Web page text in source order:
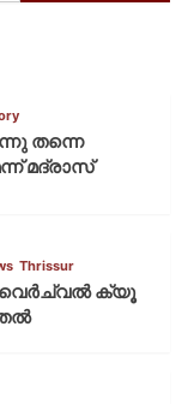
തന്നെ
മദ്രാസ്
Thrissur
ക്യൂ